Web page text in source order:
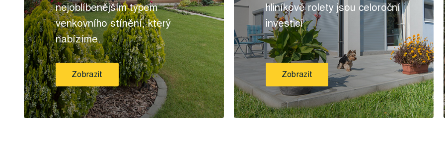
nejoblíbenějším typem
venkovního stínění, který
nabízíme.
Zobrazit
hliníkové rolety jsou celoroční
investicí
Zobrazit